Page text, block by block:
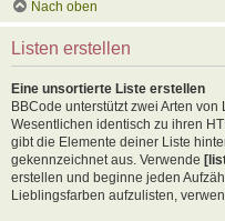
Nach oben
Listen erstellen
Eine unsortierte Liste erstellen
BBCode unterstützt zwei Arten
Wesentlichen identisch zu ihren
gibt die Elemente deiner Liste
gekennzeichnet aus. Verwende
erstellen und beginne jeden
Lieblingsfarben aufzulisten,